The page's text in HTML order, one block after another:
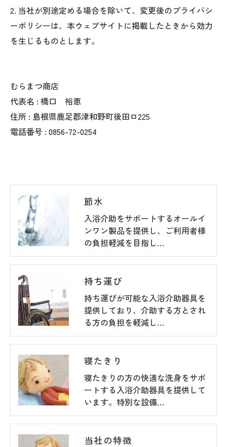
2. 当社が別途定める場合を除いて、変更後のプライバシ
ーポリシーは、本ウェブサイトに掲載したときから効力
を生じるものとします。
むらまつ商店
代表名 : 橋口 裕恵
住所 : 島根県鹿足郡津和野町後田ロ225
電話番号 : 0856-72-0254
節水
入浴介助をサポートするオールイ
ンワン製品を提供し、ご利用者様
の負担軽減を目指し…
持ち運び
持ち運びが可能な入浴介助器具を
提供しており、介助する方とされ
る方の負担を軽減し…
寝たきり
寝たきりの方の快適な洗身をサポ
ートする入浴介助器具を提供して
います。特別な設備…
当社の特徴